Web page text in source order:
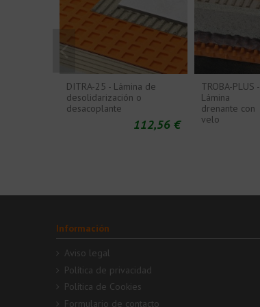
DITRA-25 - Lámina de
desolidarización o
desacoplante
112,56 €
TROBA-PLUS -
Lámina
drenante con
velo
Información
Aviso legal
Política de privacidad
Política de Cookies
Formulario de contacto